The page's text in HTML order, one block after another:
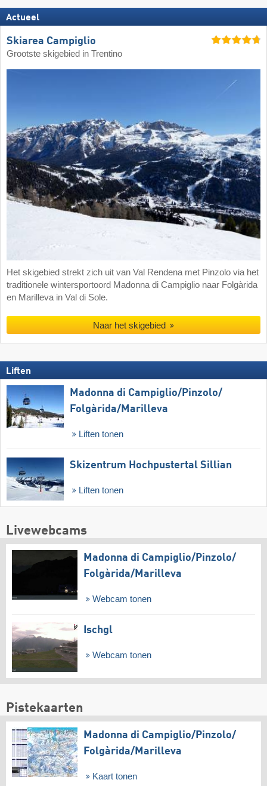
Actueel
Skiarea Campiglio
Grootste skigebied in Trentino
Het skigebied strekt zich uit van Val Rendena met Pinzolo via het
traditionele wintersportoord Madonna di Campiglio naar Folgàrida
en Marilleva in Val di Sole.
Naar het skigebied
Liften
Madonna di Campiglio/​Pinzolo/​
Folgàrida/​Marilleva
Liften tonen
Skizentrum Hochpustertal Sillian
Liften tonen
Livewebcams
Madonna di Campiglio/​Pinzolo/​
Folgàrida/​Marilleva
Webcam tonen
Ischgl
Webcam tonen
Pistekaarten
Madonna di Campiglio/​Pinzolo/​
Folgàrida/​Marilleva
Kaart tonen